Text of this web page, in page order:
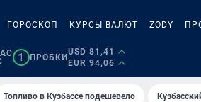
ГОРОСКОП КУРСЫ ВАЛЮТ ZODY
1 ПРОБКИ
USD 81,41
EUR 94,06
Топливо в Кузбассе подешевело